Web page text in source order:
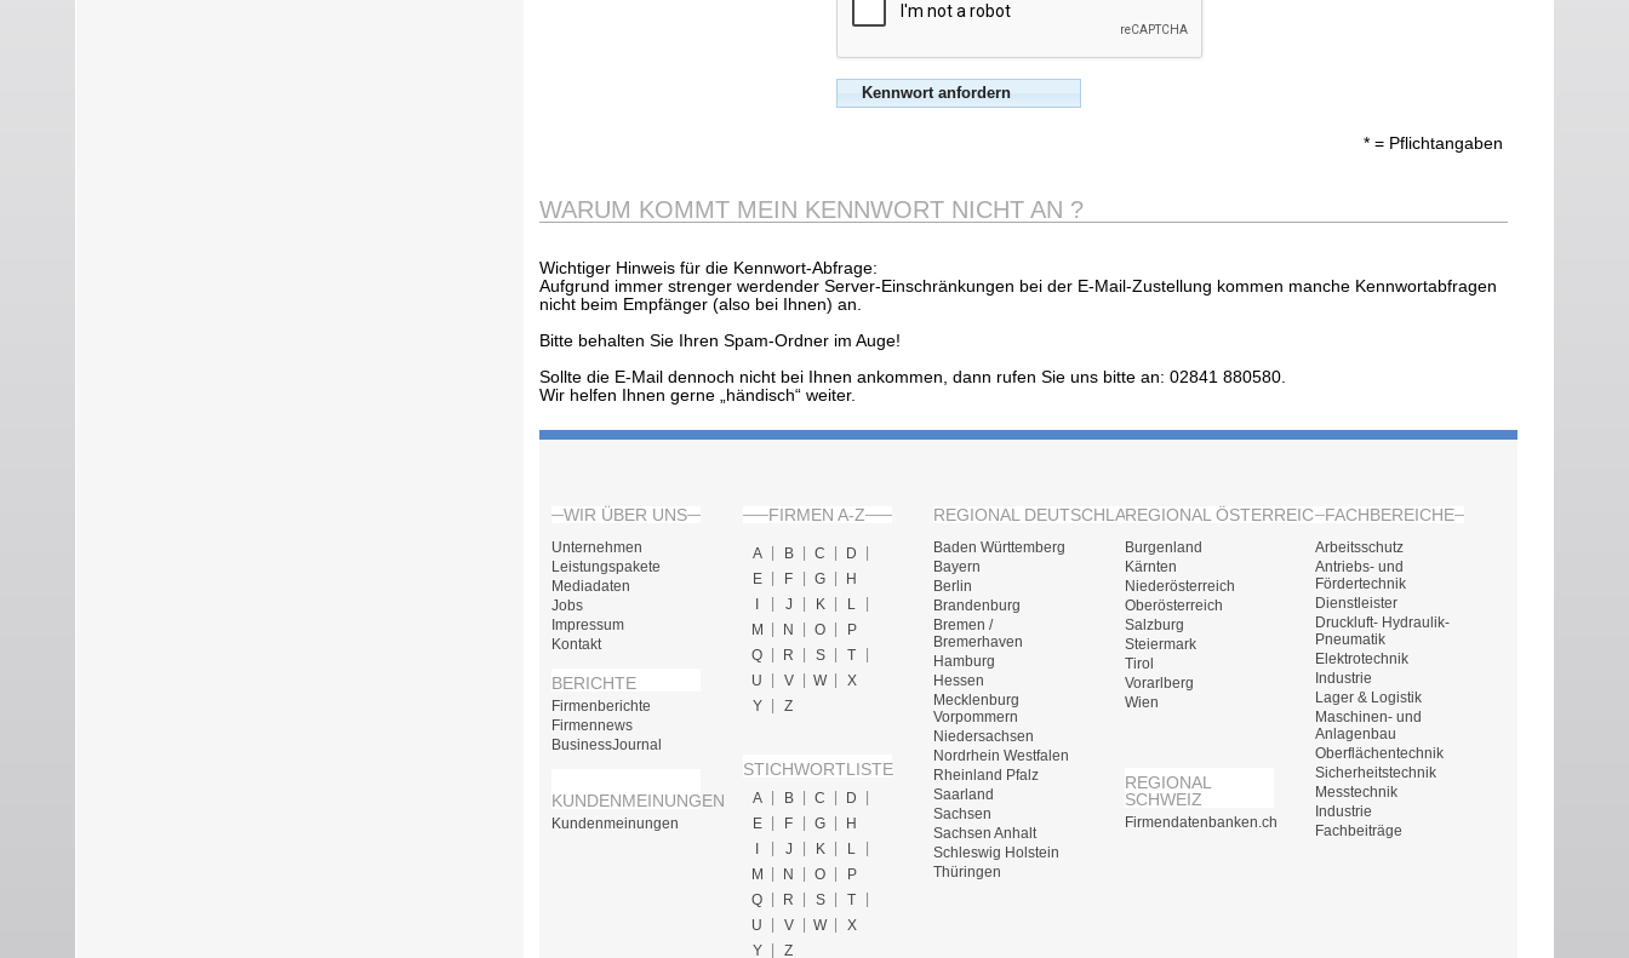
* = Pflichtangaben
WARUM KOMMT MEIN KENNWORT NICHT AN ?
Wichtiger Hinweis für die Kennwort-Abfrage:
Aufgrund immer strenger werdender Server-Einschränkungen bei der E-Mail-Zustellung kommen manche Kennwortabfragen
nicht beim Empfänger (also bei Ihnen) an.
Bitte behalten Sie Ihren Spam-Ordner im Auge!
Sollte die E-Mail dennoch nicht bei Ihnen ankommen, dann rufen Sie uns bitte an: 02841 880580.
Wir helfen Ihnen gerne „händisch“ weiter.
WIR ÜBER UNS
Unternehmen
Leistungspakete
Mediadaten
Jobs
Impressum
Kontakt
BERICHTE
Firmenberichte
Firmennews
BusinessJournal
KUNDENMEINUNGEN
Kundenmeinungen
FIRMEN A-Z
A B C
D
E
F G
H
I
J K
L
M
N O
P
Q
R S
T
U
V W
X
Y
Z
STICHWORTLISTE
A B C
D
E
F G
H
I
J K
L
M
N O
P
Q
R S
T
U
V W
X
Y
Z
REGIONAL DEUTSCHLAND
Baden Württemberg
Bayern
Berlin
Brandenburg
Bremen /
Bremerhaven
Hamburg
Hessen
Mecklenburg
Vorpommern
Niedersachsen
Nordrhein Westfalen
Rheinland Pfalz
Saarland
Sachsen
Sachsen Anhalt
Schleswig Holstein
Thüringen
REGIONAL ÖSTERREICH
Burgenland
Kärnten
Niederösterreich
Oberösterreich
Salzburg
Steiermark
Tirol
Vorarlberg
Wien
REGIONAL
SCHWEIZ
Firmendatenbanken.ch
FACHBEREICHE
Arbeitsschutz
Antriebs- und
Fördertechnik
Dienstleister
Druckluft- Hydraulik-
Pneumatik
Elektrotechnik
Industrie
Lager & Logistik
Maschinen- und
Anlagenbau
Oberflächentechnik
Sicherheitstechnik
Messtechnik
Industrie
Fachbeiträge